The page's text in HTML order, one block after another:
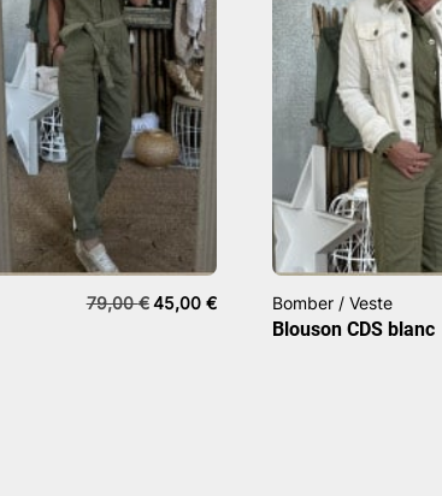
79,00€Le
45,00 €Le
Bomber / Veste
Blouson CDS blanc